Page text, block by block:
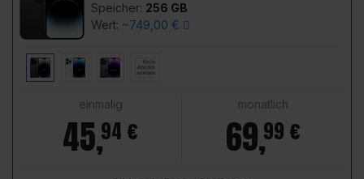
Speicher: 256 GB
Wert: ~749,00 €
einmalig
45,94 €
monatlich
69,99 €